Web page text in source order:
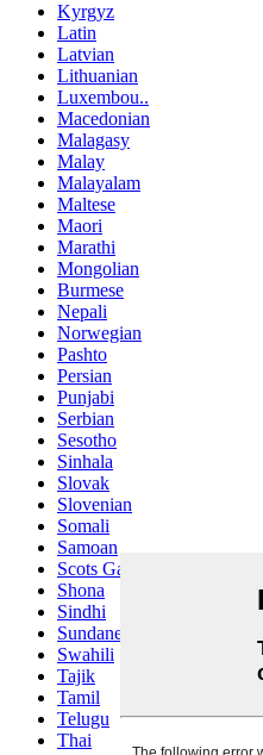
Kyrgyz
Latin
Latvian
Lithuanian
Luxembou..
Macedonian
Malagasy
Malay
Malayalam
Maltese
Maori
Marathi
Mongolian
Burmese
Nepali
Norwegian
Pashto
Persian
Punjabi
Serbian
Sesotho
Sinhala
Slovak
Slovenian
Somali
Samoan
Scots Gaelic
Shona
Sindhi
Sundanese
Swahili
Tajik
Tamil
Telugu
Thai